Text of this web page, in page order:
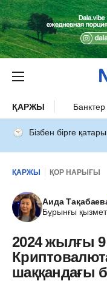
ҚАРЖЫ Банктер
Бізбен бірге
ҚАРЖЫ ҚОР НАРЫҒЫ
Аида
Бұрынғы
2024 жылғы
шаққандағы